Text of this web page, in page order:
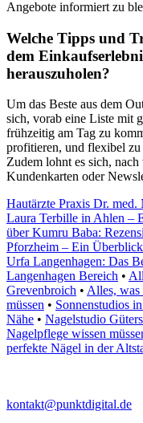
Angebote informiert zu
Welche Tipps und
dem
herauszuholen?
Um das Beste aus dem
sich, vorab eine Liste mit
frühzeitig am Tag zu
profitieren, und flexibel
Zudem lohnt es sich,
Kundenkarten oder
Hautärzte Praxis Dr.
Laura Terbille in Ahlen –
über Kumru Baba:
Pforzheim – Ein
Urfa Langenhagen: Das
Langenhagen Bereich •
Grevenbroich • Alles, was
müssen • Sonnenstudios
Nähe • Nagelstudio
Nagelpflege wissen
perfekte Nägel in der
kontakt@punktdigital.de